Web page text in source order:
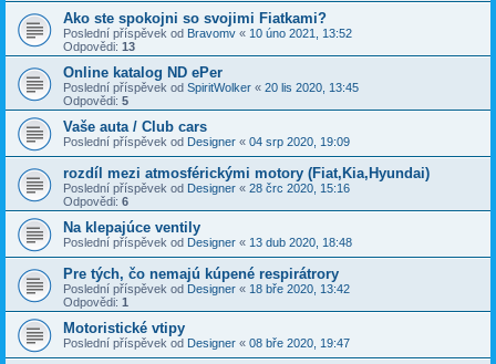
Ako ste spokojni so svojimi Fiatkami?
Poslední příspěvek od Bravomv « 10 úno 2021, 13:52
Odpovědi: 13
Online katalog ND ePer
Poslední příspěvek od SpiritWolker « 20 lis 2020, 13:45
Odpovědi: 5
Vaše auta / Club cars
Poslední příspěvek od Designer « 04 srp 2020, 19:09
rozdíl mezi atmosférickými motory (Fiat,Kia,Hyundai)
Poslední příspěvek od Designer « 28 črc 2020, 15:16
Odpovědi: 6
Na klepajúce ventily
Poslední příspěvek od Designer « 13 dub 2020, 18:48
Pre tých, čo nemajú kúpené respirátrory
Poslední příspěvek od Designer « 18 bře 2020, 13:42
Odpovědi: 1
Motoristické vtipy
Poslední příspěvek od Designer « 08 bře 2020, 19:47